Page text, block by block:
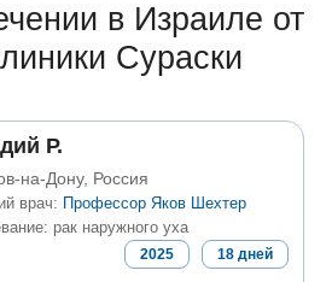
в Израиле от
Сураски
Р.
на-Дону, Россия
врач: Профессор Яков Шехтер
рак наружного уха
2025 18 дней